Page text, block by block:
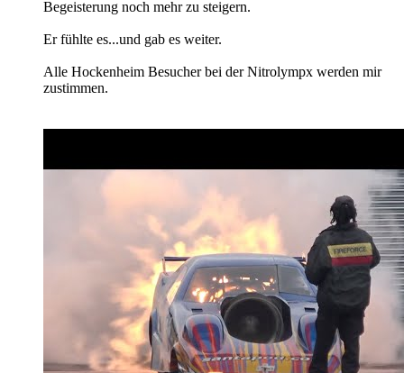
Begeisterung noch mehr zu steigern.
Er fühlte es...und gab es weiter.
Alle Hockenheim Besucher bei der Nitrolympx werden mir
zustimmen.